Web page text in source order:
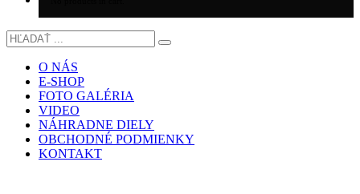
O NÁS
E-SHOP
FOTO GALÉRIA
VIDEO
NÁHRADNE DIELY
OBCHODNÉ PODMIENKY
KONTAKT